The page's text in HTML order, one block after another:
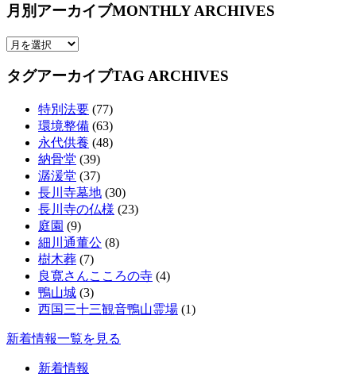
月別アーカイブMONTHLY ARCHIVES
タグアーカイブTAG ARCHIVES
特別法要 (77)
環境整備 (63)
永代供養 (48)
納骨堂 (39)
潺湲堂 (37)
長川寺墓地 (30)
長川寺の仏様 (23)
庭園 (9)
細川通董公 (8)
樹木葬 (7)
良寛さんこころの寺 (4)
鴨山城 (3)
西国三十三観音鴨山霊場 (1)
新着情報一覧を見る
新着情報